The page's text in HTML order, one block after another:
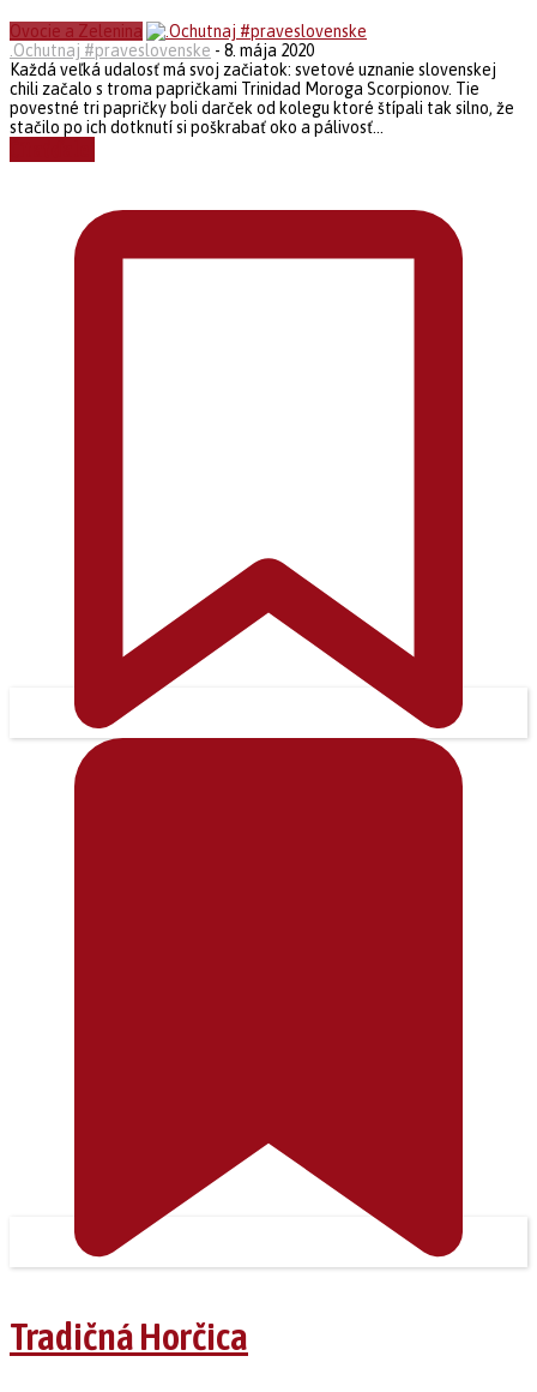
Ovocie a Zelenina
.Ochutnaj #praveslovenske - 8. mája 2020
Každá veľká udalosť má svoj začiatok: svetové uznanie slovenskej
chili začalo s troma papričkami Trinidad Moroga Scorpionov. Tie
povestné tri papričky boli darček od kolegu ktoré štípali tak silno, že
stačilo po ich dotknutí si poškrabať oko a pálivosť...
Tradičná Horčica